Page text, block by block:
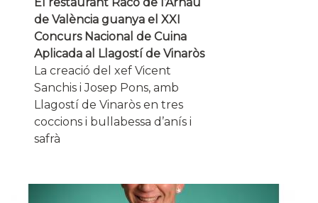
de València guanya el XXI
Concurs Nacional de Cuina
Aplicada al Llagostí de Vinaròs
La creació del xef Vicent
Sanchis i Josep Pons, amb
Llagostí de Vinaròs en tres
coccions i bullabessa d’anís i
safrà